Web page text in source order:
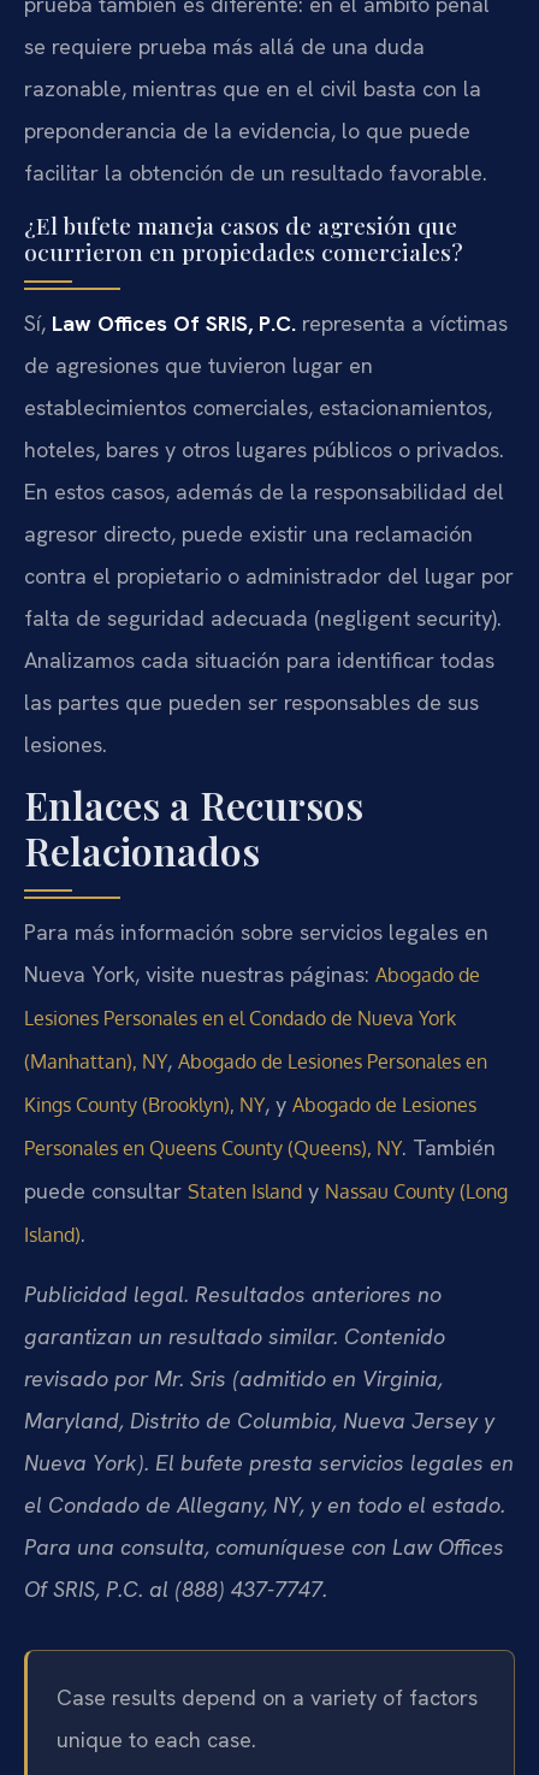
se requiere prueba más allá de una duda
razonable, mientras que en el civil basta con la
preponderancia de la evidencia, lo que puede
facilitar la obtención de un resultado favorable.
¿El bufete maneja casos de agresión que
ocurrieron en propiedades comerciales?
Sí, Law Offices Of SRIS, P.C. representa a víctimas
de agresiones que tuvieron lugar en
establecimientos comerciales, estacionamientos,
hoteles, bares y otros lugares públicos o privados.
En estos casos, además de la responsabilidad del
agresor directo, puede existir una reclamación
contra el propietario o administrador del lugar por
falta de seguridad adecuada (negligent security).
Analizamos cada situación para identificar todas
las partes que pueden ser responsables de sus
lesiones.
Enlaces a Recursos
Relacionados
Para más información sobre servicios legales en
Nueva York, visite nuestras páginas: Abogado de
Lesiones Personales en el Condado de Nueva York
(Manhattan), NY, Abogado de Lesiones Personales en
Kings County (Brooklyn), NY, y Abogado de Lesiones
Personales en Queens County (Queens), NY. También
puede consultar Staten Island y Nassau County (Long
Island).
Publicidad legal. Resultados anteriores no
garantizan un resultado similar. Contenido
revisado por Mr. Sris (admitido en Virginia,
Maryland, Distrito de Columbia, Nueva Jersey y
Nueva York). El bufete presta servicios legales en
el Condado de Allegany, NY, y en todo el estado.
Para una consulta, comuníquese con Law Offices
Of SRIS, P.C. al (888) 437-7747.
Case results depend on a variety of factors
unique to each case.